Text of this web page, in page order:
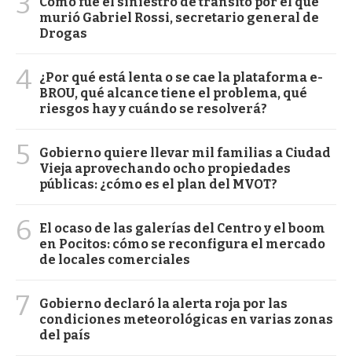
murió Gabriel Rossi, secretario general de
Drogas
4 ¿Por qué está lenta o se cae la plataforma e-
BROU, qué alcance tiene el problema, qué
riesgos hay y cuándo se resolverá?
5
Gobierno quiere llevar mil familias a Ciudad
Vieja aprovechando ocho propiedades
públicas: ¿cómo es el plan del MVOT?
6
El ocaso de las galerías del Centro y el boom
en Pocitos: cómo se reconfigura el mercado
de locales comerciales
7
Gobierno declaró la alerta roja por las
condiciones meteorológicas en varias zonas
del país